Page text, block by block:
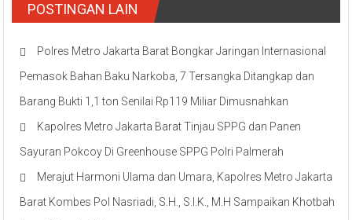
POSTINGAN LAIN
Polres Metro Jakarta Barat Bongkar Jaringan Internasional
Pemasok Bahan Baku Narkoba, 7 Tersangka Ditangkap dan
Barang Bukti 1,1 ton Senilai Rp119 Miliar Dimusnahkan
Kapolres Metro Jakarta Barat Tinjau SPPG dan Panen
Sayuran Pokcoy Di Greenhouse SPPG Polri Palmerah
Merajut Harmoni Ulama dan Umara, Kapolres Metro Jakarta
Barat Kombes Pol Nasriadi, S.H., S.I.K., M.H Sampaikan Khotbah